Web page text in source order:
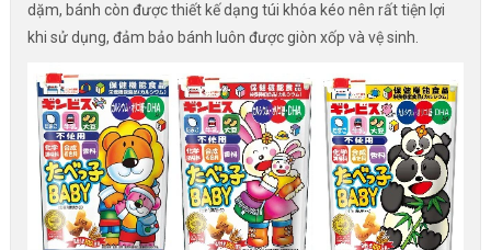
dặm, bánh còn được thiết kế dạng túi khóa kéo nên rất tiện lợi
khi sử dụng, đảm bảo bánh luôn được giòn xốp và vệ sinh.